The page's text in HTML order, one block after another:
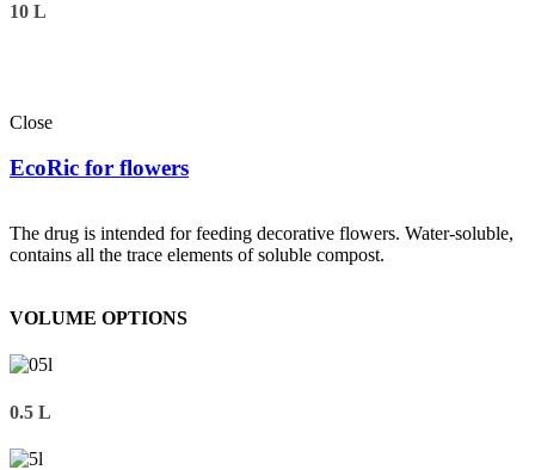
10 L
Close
EcoRic for flowers
The drug is intended for feeding decorative flowers. Water-soluble,
contains all the trace elements of soluble compost.
VOLUME OPTIONS
0.5 L